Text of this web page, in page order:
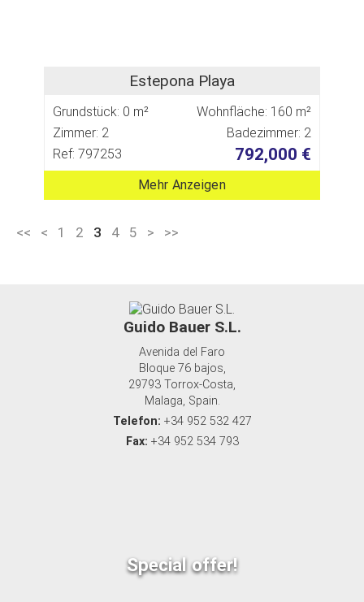
Estepona Playa
Grundstück: 0 m²
Wohnfläche: 160 m²
Zimmer: 2
Badezimmer: 2
Ref: 797253
792,000 €
Mehr Anzeigen
<< < 1 2 3 4 5 > >>
Guido Bauer S.L.
Avenida del Faro
Bloque 76 bajos,
29793 Torrox-Costa,
Malaga, Spain.
Telefon: +34 952 532 427
Fax: +34 952 534 793
Special offer!